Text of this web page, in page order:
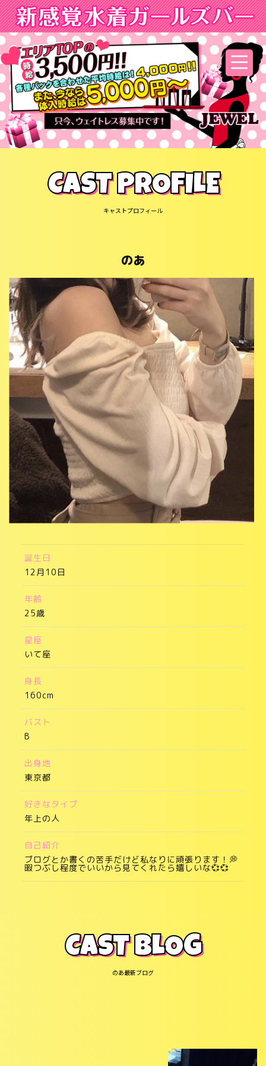
CAST PROFILE
キャストプロフィール
のあ
誕生日
12月10日
年齢
25歳
星座
いて座
身長
160cm
バスト
B
出身地
東京都
好きなタイプ
年上の人
自己紹介
ブログとか書くの苦手だけど私なりに頑張ります！💭
暇つぶし程度でいいから見てくれたら嬉しいな💞💞
CAST BLOG
のあ最新ブログ